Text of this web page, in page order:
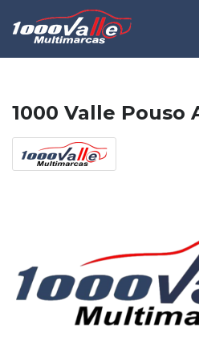
1000 Valle Pouso